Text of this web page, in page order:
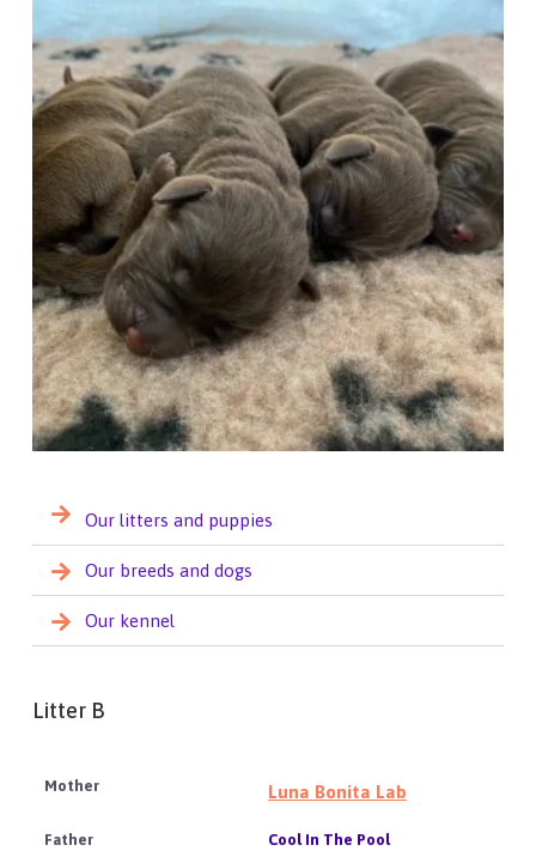
Our litters and puppies
Our breeds and dogs
Our kennel
Litter B
Luna Bonita Lab
Cool In The Pool